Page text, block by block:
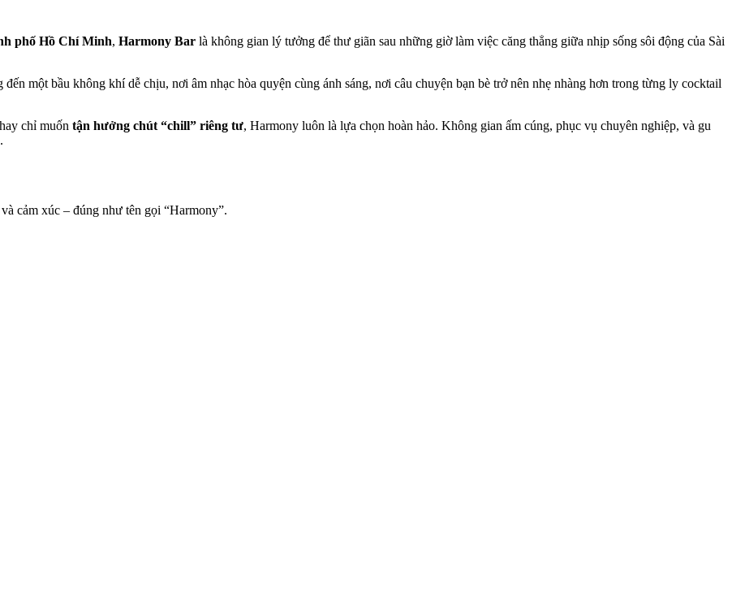
phố Hồ Chí Minh, Harmony Bar là không gian lý tưởng để thư giãn sau những giờ làm việc căng thẳng giữa nhịp sống sôi động của Sài
đến một bầu không khí dễ chịu, nơi âm nhạc hòa quyện cùng ánh sáng, nơi câu chuyện bạn bè trở nên nhẹ nhàng hơn trong từng ly cocktail
chỉ muốn tận hưởng chút “chill” riêng tư, Harmony luôn là lựa chọn hoàn hảo. Không gian ấm cúng, phục vụ chuyên nghiệp, và gu
.
cảm xúc – đúng như tên gọi “Harmony”.